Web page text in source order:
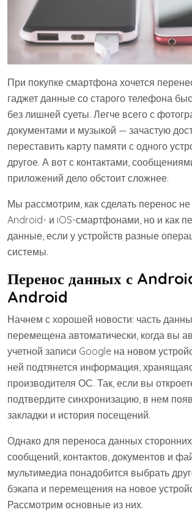
При покупке смартфона хочется
гаджет данные со старого телефона
без лишней суеты. Легче всего с
документами и музыкой — зачастую
переставить карту памяти с одного
другое. А вот с контактами,
приложений дело обстоит сложнее.
Мы рассмотрим, как сделать перенос
Android- и iOS-смартфонами, но и как
данные, если у устройств разные
системы.
Перенос данных с
Android
Начнем с хорошей новости: часть
перемещена автоматически, когда вы
учетной записи Google на новом
ней подтянется информация,
производителя ОС. Так, если вы
подтвердите синхронизацию, в нем
закладки и история посещений.
Однако для переноса данных
сообщений, контактов, документов и
мультимедиа понадобится выбрать
бэкапа и перемещения на новое
Рассмотрим основные из них.